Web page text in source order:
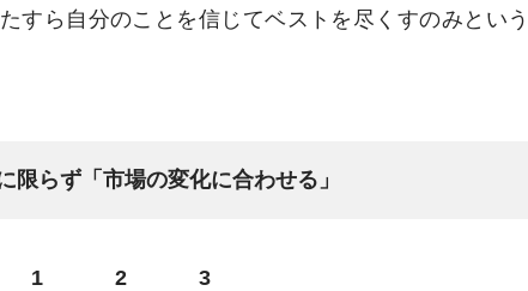
すら自分のことを信じてベストを尽くすのみという
限らず「市場の変化に合わせる」
1 2 3